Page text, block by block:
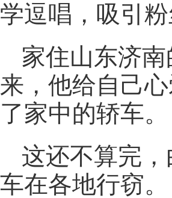
学逗唱，吸引
家住山东济
来，他给自己
了家中的轿车。
这还不算完
车在各地行窃。